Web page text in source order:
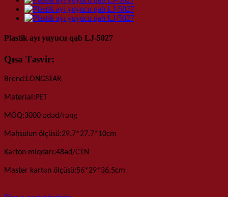
Plastik ayı yuyucu qab LJ-5027
Qısa Təsvir:
Brend:LONGSTAR
Material:PET
MOQ:3000 ədəd/rəng
Məhsulun ölçüsü:29.7*27.7*10cm
Karton miqdarı:48əd/CTN
Master karton ölçüsü:56*29*36.5cm